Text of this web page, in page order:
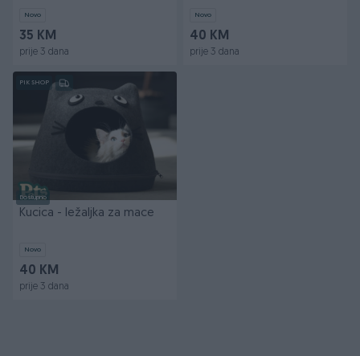
Novo
35 KM
prije 3 dana
Novo
40 KM
prije 3 dana
PIK SHOP
Dostupno
Kucica - ležaljka za mace
Novo
40 KM
prije 3 dana